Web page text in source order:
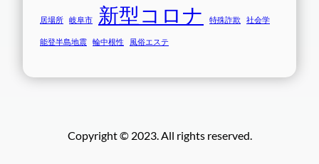
居場所 岐阜市 新型コロナ 特殊詐欺 社会学
能登半島地震 輪中根性 風俗エステ
Copyright © 2023. All rights reserved.